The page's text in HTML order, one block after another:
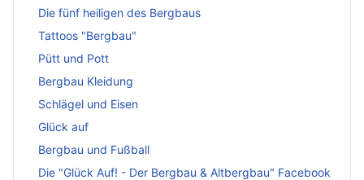
Die fünf heiligen des Bergbaus
Tattoos "Bergbau"
Pütt und Pott
Bergbau Kleidung
Schlägel und Eisen
Glück auf
Bergbau und Fußball
Die "Glück Auf! - Der Bergbau & Altbergbau" Facebook